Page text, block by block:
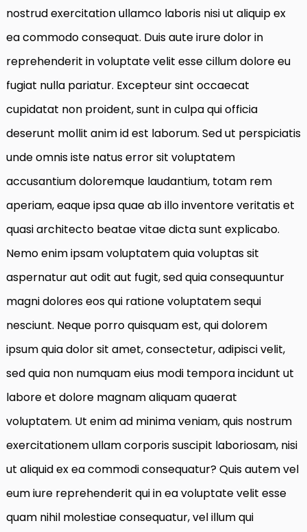
nostrud exercitation ullamco laboris nisi ut aliquip ex
ea commodo consequat. Duis aute irure dolor in
reprehenderit in voluptate velit esse cillum dolore eu
fugiat nulla pariatur. Excepteur sint occaecat
cupidatat non proident, sunt in culpa qui officia
deserunt mollit anim id est laborum. Sed ut perspiciatis
unde omnis iste natus error sit voluptatem
accusantium doloremque laudantium, totam rem
aperiam, eaque ipsa quae ab illo inventore veritatis et
quasi architecto beatae vitae dicta sunt explicabo.
Nemo enim ipsam voluptatem quia voluptas sit
aspernatur aut odit aut fugit, sed quia consequuntur
magni dolores eos qui ratione voluptatem sequi
nesciunt. Neque porro quisquam est, qui dolorem
ipsum quia dolor sit amet, consectetur, adipisci velit,
sed quia non numquam eius modi tempora incidunt ut
labore et dolore magnam aliquam quaerat
voluptatem. Ut enim ad minima veniam, quis nostrum
exercitationem ullam corporis suscipit laboriosam, nisi
ut aliquid ex ea commodi consequatur? Quis autem vel
eum iure reprehenderit qui in ea voluptate velit esse
quam nihil molestiae consequatur, vel illum qui